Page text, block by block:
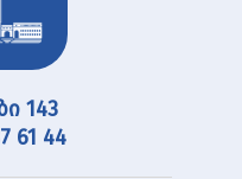
ქორქაშვილი
143
61 44